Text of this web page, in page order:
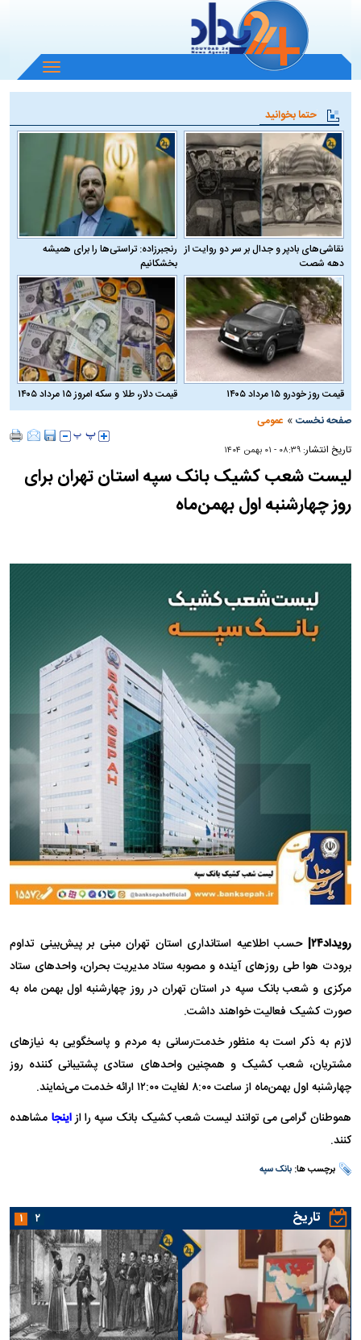
باز
و
منو
حتما بخوانید
نقاشی‌های بادپر و جدال بر سر دو روایت از
دهه شصت
رنجبرزاده: تراستی‌ها را برای همیشه
بخشکانیم
قیمت روز خودرو ۱۵ مرداد ۱۴۰۵
قیمت دلار، طلا و سکه امروز ۱۵ مرداد ۱۴۰۵
صفحه نخست » عمومی
تاریخ انتشار:۰۸:۳۹ - ۰۱ بهمن ۱۴۰۴
لیست شعب کشیک بانک سپه استان تهران برای
روز چهارشنبه اول بهمن‌ماه
رویداد۲۴|
حسب اطلاعیه استانداری استان تهران مبنی بر پیش‌بینی تداوم
برودت هوا طی روز‌های آینده و مصوبه ستاد مدیریت بحران، واحد‌های ستاد
مرکزی و شعب بانک سپه در استان تهران در روز چهارشنبه اول بهمن ماه به
صورت کشیک فعالیت خواهند داشت.
لازم به ذکر است به منظور خدمت‌رسانی به مردم و پاسخگویی به نیاز‌های
مشتریان، شعب کشیک و همچنین واحد‌های ستادی پشتیبانی کننده روز
چهارشنبه اول بهمن‌ماه از ساعت ۸:۰۰ لغایت ۱۲:۰۰ ارائه خدمت می‌نمایند.
هموطنان گرامی می توانند لیست شعب کشیک بانک سپه را ازاینجا مشاهده
کنند.
برچسب ها:بانک سپه
تاریخ ۱ ۲